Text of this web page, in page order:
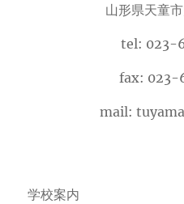
山形県天童
tel: 023-
fax: 023-
mail:
学校案内